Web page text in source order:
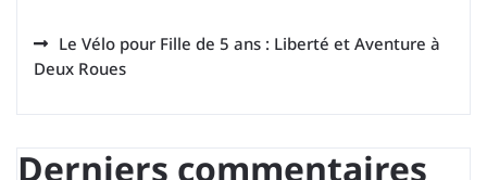
Le Vélo pour Fille de 5 ans : Liberté et Aventure à
Deux Roues
Derniers commentaires